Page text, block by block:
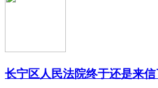
长宁区人民法院终于还是来信